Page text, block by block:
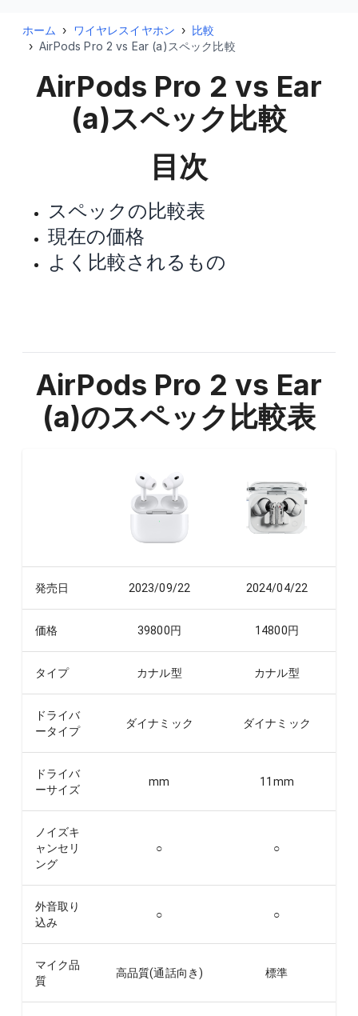
ホーム › ワイヤレスイヤホン › 比較
› AirPods Pro 2 vs Ear (a)スペック比較
AirPods Pro 2 vs Ear
(a)スペック比較
目次
スペックの比較表
現在の価格
よく比較されるもの
AirPods Pro 2 vs Ear
(a)のスペック比較表
発売日 2023/09/22 2024/04/22
価格 39800円 14800円
タイプ カナル型 カナル型
ドライバ
ータイプ
ダイナミック ダイナミック
ドライバ
ーサイズ
mm 11 mm
ノイズキ
ャンセリ
ング
○ ○
外音取り
込み
○ ○
マイク品
質
高品質(通話向き) 標準